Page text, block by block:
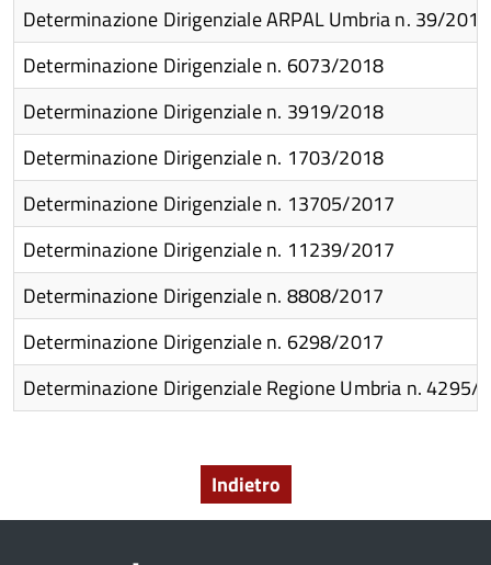
Determinazione Dirigenziale ARPAL Umbria n. 39/2018
Determinazione Dirigenziale n. 6073/2018
Determinazione Dirigenziale n. 3919/2018
Determinazione Dirigenziale n. 1703/2018
Determinazione Dirigenziale n. 13705/2017
Determinazione Dirigenziale n. 11239/2017
Determinazione Dirigenziale n. 8808/2017
Determinazione Dirigenziale n. 6298/2017
Determinazione Dirigenziale Regione Umbria n. 4295/
Indietro